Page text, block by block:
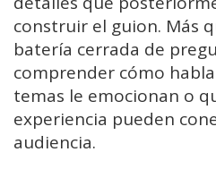
construir el guion. Más
batería cerrada de
comprender cómo
temas le emocionan o
experiencia pueden
audiencia.